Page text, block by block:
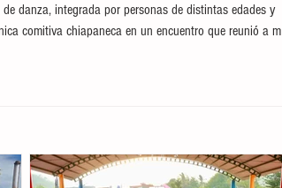
danza, integrada por personas de distintas edades y
comitiva chiapaneca en un encuentro que reunió a m